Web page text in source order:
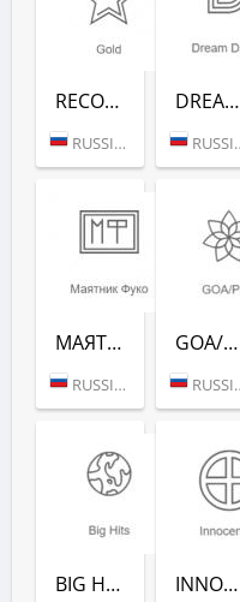
RECORD GOLD (РАДИО РЕКОРД)
RUSSIA (MOSCOW)
DREAM DANCE (РАДИО РЕКОРД)
RUSSIA (MOSCOW)
МАЯТНИК ФУКО (РАДИО РЕКОРД)
RUSSIA (MOSCOW)
GOA/PSY (РАДИО РЕКОРД)
RUSSIA (MOSCOW)
BIG HITS (РАДИО РЕКОРД) INNOCENCE (РАДИО РЕКОРД)